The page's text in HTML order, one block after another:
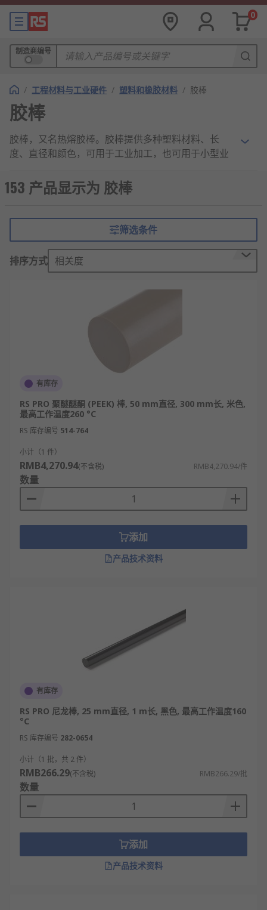
0
制造商编号
/ 工程材料与工业硬件 / 塑料和橡胶材料 / 胶棒
胶棒
胶棒，又名热熔胶棒。胶棒提供多种塑料材料、长
度、直径和颜色，可用于工业加工，也可用于小型业
拉强度，这取决于它们的尺寸和材料，在购买时必须
考虑到这一点，以确保其最终应用的耐久性。
除了抗拉强度之外，胶棒还可以根据其冲击强度和横
向断裂强度进行评级，有助于确保安全使用。在长时
间使用或明火发生变化的工业用途中使用胶棒时，易
燃性和熔点也是需要考虑的因素。
无毒害
热稳定性好
胶膜韧性
PRO、NYLATRON
的产品供您挑选，从而满足不同的应用场景需求。
153 产品显示为 胶棒
筛选条件
排序方式 相关度
有库存
RS PRO 聚醚醚酮 (PEEK) 棒, 50 mm直径, 300 mm长, 米色,
最高工作温度260 °C
RS 库存编号 514-764
小计（1 件）
RMB4,270.94(不含税) RMB4,270.94/件
数量
添加
产品技术资料
有库存
RS PRO 尼龙棒, 25 mm直径, 1 m长, 黑色, 最高工作温度160
°C
RS 库存编号 282-0654
小计（1 批，共 2 件）
RMB266.29(不含税) RMB266.29/批
数量
添加
产品技术资料